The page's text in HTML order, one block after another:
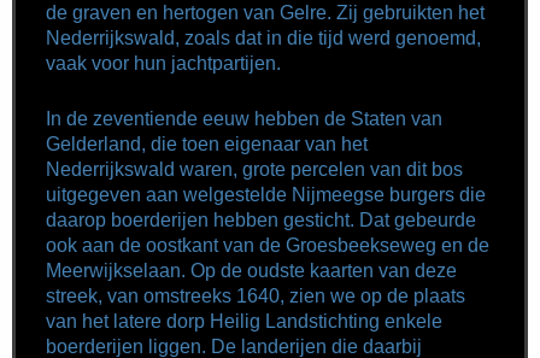
de graven en hertogen van Gelre. Zij gebruikten het
Nederrijkswald, zoals dat in die tijd werd genoemd,
vaak voor hun jachtpartijen.
In de zeventiende eeuw hebben de Staten van
Gelderland, die toen eigenaar van het
Nederrijkswald waren, grote percelen van dit bos
uitgegeven aan welgestelde Nijmeegse burgers die
daarop boerderijen hebben gesticht. Dat gebeurde
ook aan de oostkant van de Groesbeekseweg en de
Meerwijkselaan. Op de oudste kaarten van deze
streek, van omstreeks 1640, zien we op de plaats
van het latere dorp Heilig Landstichting enkele
boerderijen liggen. De landerijen die daarbij